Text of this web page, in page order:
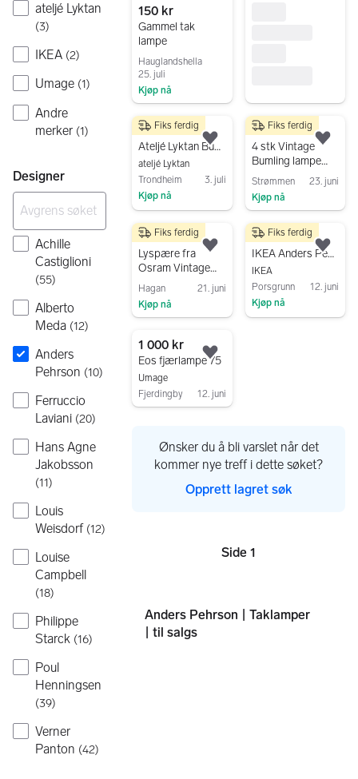
ateljé Lyktan
(3)
IKEA (2)
Umage (1)
Andre
merker (1)
Designer
Achille
Castiglioni
(55)
Alberto
Meda (12)
Anders
Pehrson (10)
Ferruccio
Laviani (20)
Hans Agne
Jakobsson
(11)
Louis
Weisdorf (12)
Louise
Campbell
(18)
Philippe
Starck (16)
Poul
Henningsen
(39)
Verner
Panton (42)
150 kr
Gammel tak
lampe
Hauglandshella
25. juli
Kjøp nå
7 500 kr
Ateljé Lyktan Bumling pendel – original – design av Anders Pehrson
ateljé Lyktan
Trondheim
3. juli
Kjøp nå
Fiks ferdig
Legg til som favoritt.
Gå til annonsen
7 500 kr
4 stk Vintage
Bumling lampe
250mm fra Atelje
Lyktan
Strømmen
23. juni
Kjøp nå
Fiks ferdig
599 kr
Lyspære fra
Osram Vintage
1906 LED pære
4W E27 1800K
110 lm
Hagan
21. juni
Kjøp nå
Fiks ferdig
Legg til som favoritt.
300 kr
IKEA Anders Pehrson messing lysekrone til stearinlys
IKEA
Porsgrunn
12. juni
Kjøp nå
Fiks ferdig
Gå til annonsen
1 000 kr
Eos fjærlampe 75
Umage
Fjerdingby
12. juni
Legg til som favoritt.
Ønsker du å bli varslet når det
kommer nye treff i dette søket?
Opprett lagret søk
Sider
Side 1
Anders Pehrson | Taklamper
| til salgs